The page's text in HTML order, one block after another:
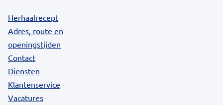
Herhaalrecept
Adres, route en
openingstijden
Contact
Diensten
Klantenservice
Vacatures